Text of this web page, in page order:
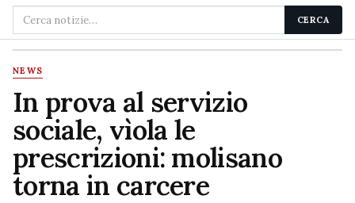
Cerca
nel
sito
CERCA
NEWS
In prova al servizio
sociale, vìola le
prescrizioni: molisano
torna in carcere